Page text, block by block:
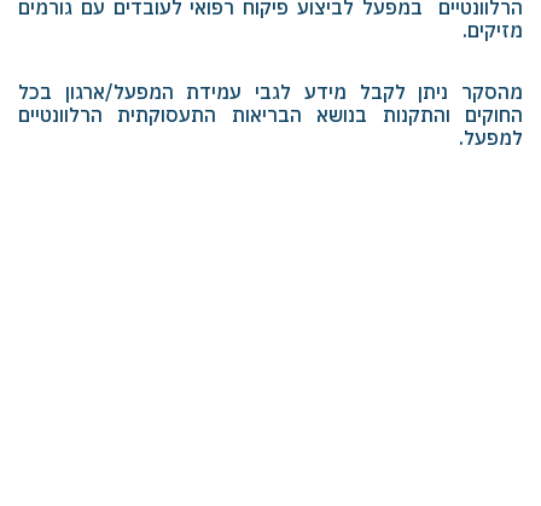
הרלוונטיים ‏‏ במפעל לביצוע פיקוח רפואי לעובדים עם גורמים
מזיקים.‏
מהסקר ניתן לקבל מידע לגבי עמידת המפעל/ארגון בכל
החוקים והתקנות ‏בנושא הבריאות התעסוקתית הרלוונטיים
למפעל.‏